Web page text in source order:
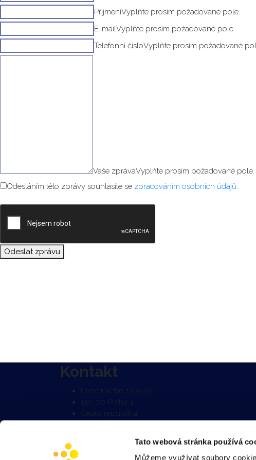
Tato webová stránka používá
Můžeme využívat soubory
PříjmeníVyplňte prosím požadované pole.
E-mailVyplňte prosím požadované pole.
Telefonní čísloVyplňte prosím požadované
Vaše zprávaVyplňte prosím požadované pole.
Odesláním této zprávy souhlasíte se zpracováním osobních údajů.
Odeslat zprávu
Kontakt
Lomnického 1705/9
140 00 Praha 4
Česká republika
info@wesecon.cz
Sledujte nás na LinkedIn